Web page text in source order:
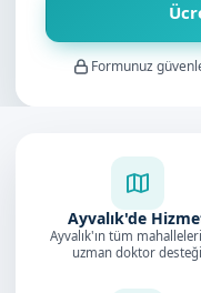
Formunuz
Ayvalık'de
Ayvalık'ın tüm
uzman doktor desteği